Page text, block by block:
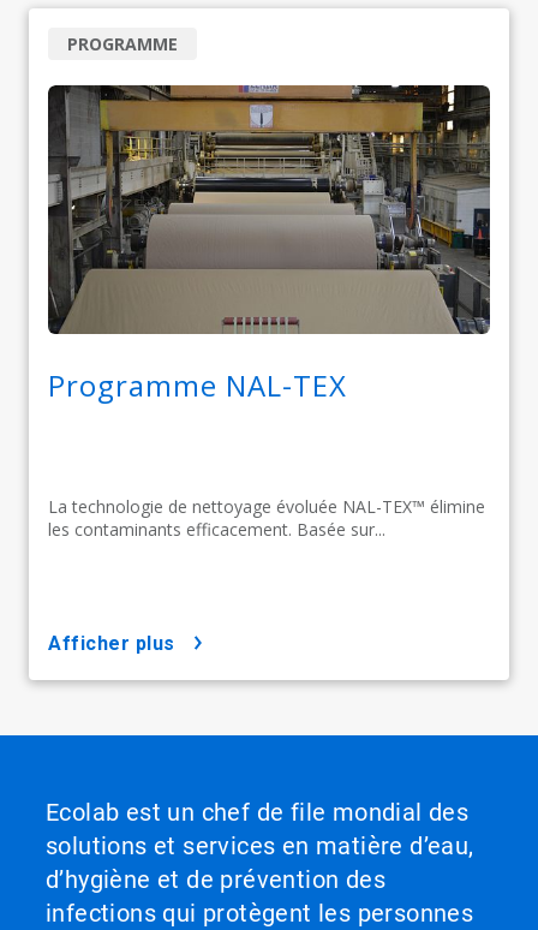
Programme NAL-TEX
La technologie de nettoyage évoluée NAL-TEX™ élimine
les contaminants efficacement. Basée sur...
PROGRAMME
afficher plus
Ecolab est un chef de file mondial des
solutions et services en matière d’eau,
d’hygiène et de prévention des
infections qui protègent les personnes